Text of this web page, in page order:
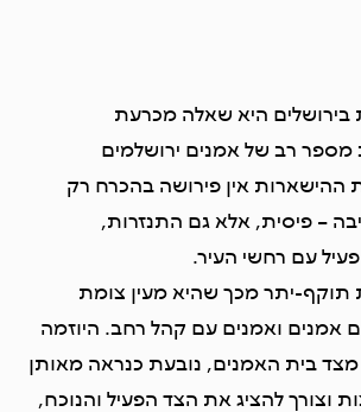
היא שאלה מכרעת
מספר רב של אמנים ירושלמים
ההישארות אין פירושה בהכרח רק
– פיסית, אלא גם התנזרות,
עם רחשי העיר.
יתר מכך שהיא מעין צומת
אמנים ואמנים עם קהל רחב. היוזמה
בית האמנים, נובעת כנראה מאותן
וצורך להציג את הצד הפעיל והנוכח,